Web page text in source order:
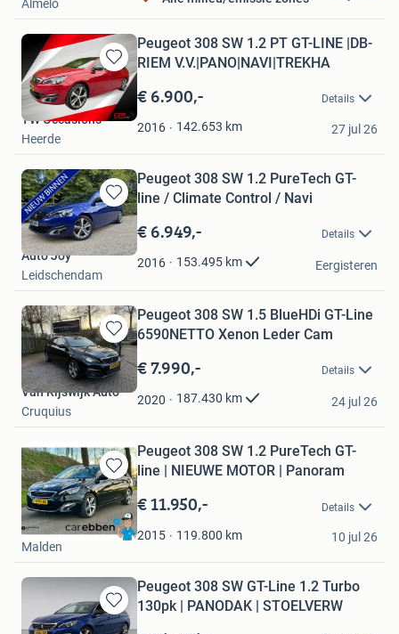
Almelo
Bewaren
in
Mijn
Favorieten
Peugeot 308 SW 1.2 PT GT-LINE |DB-
RIEM V.V.|PANO|NAVI|TREKHA
€ 6.900,- Details
2016 142.653 km
TW Occasions
Heerde
27 jul 26
Bewaren
in
Mijn
Favorieten
Peugeot 308 SW 1.2 PureTech GT-
line / Climate Control / Navi
€ 6.949,- Details
2016 153.495 km
Auto Joy
Leidschendam
Eergisteren
Bewaren
in
Mijn
Favorieten
Peugeot 308 SW 1.5 BlueHDi GT-Line
6590NETTO Xenon Leder Cam
€ 7.990,- Details
2020 187.430 km
Van Rijswijk Auto
Cruquius
24 jul 26
Bewaren
in
Mijn
Favorieten
Peugeot 308 SW 1.2 PureTech GT-
line | NIEUWE MOTOR | Panoram
€ 11.950,- Details
2015 119.800 km
Car Ebben
Malden
10 jul 26
Bewaren
Peugeot 308 SW GT-Line 1.2 Turbo
130pk | PANODAK | STOELVERW